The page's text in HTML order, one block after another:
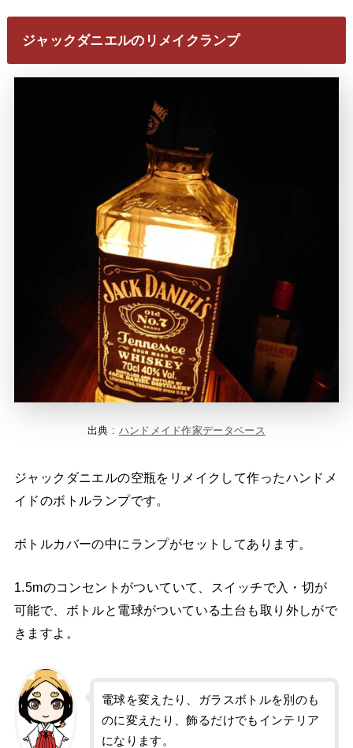
ジャックダニエルのリメイクランプ
出典 : ハンドメイド作家データベース
ジャックダニエルの空瓶をリメイクして作ったハンドメ
イドのボトルランプです。
ボトルカバーの中にランプがセットしてあります。
1.5mのコンセントがついていて、スイッチで入・切が
可能で、ボトルと電球がついている土台も取り外しがで
きますよ。
電球を変えたり、ガラスボトルを別のも
のに変えたり、飾るだけでもインテリア
になります。